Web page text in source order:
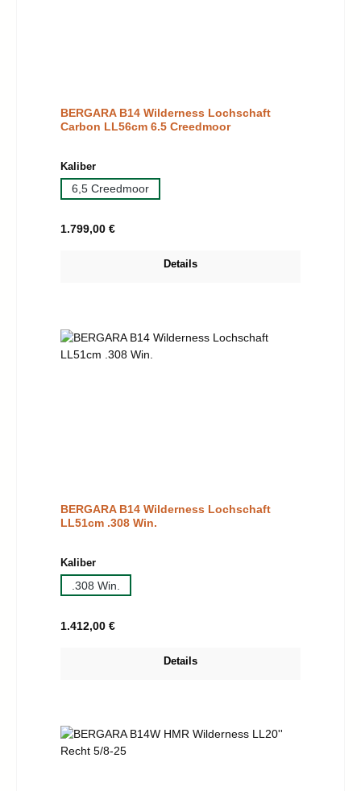
BERGARA B14 Wilderness Lochschaft
Carbon LL56cm 6.5 Creedmoor
Kaliberauswählen
6,5 Creedmoor
Regulärer Preis:
1.799,00 €
Details
BERGARA B14 Wilderness Lochschaft
LL51cm .308 Win.
Kaliberauswählen
.308 Win.
Regulärer Preis:
1.412,00 €
Details